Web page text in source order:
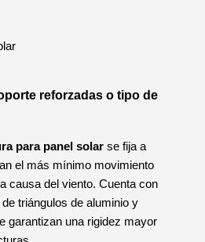
reforzadas o tipo de
para panel solar se fija a
el más mínimo movimiento
causa del viento. Cuenta con
triángulos de aluminio y
garantizan una rigidez mayor